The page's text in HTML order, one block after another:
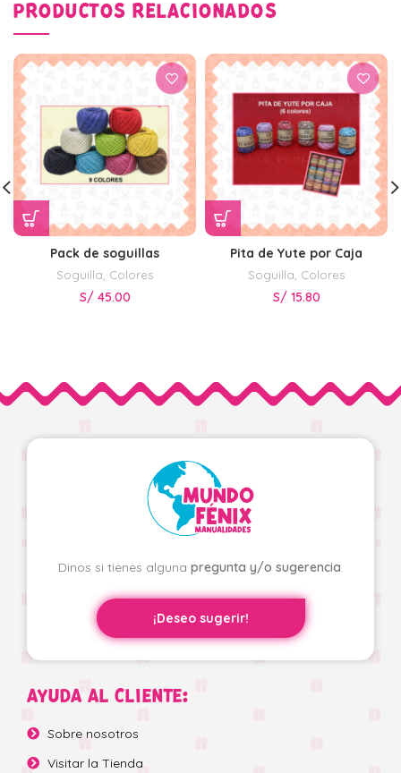
PRODUCTOS RELACIONADOS
Pack de soguillas
Soguilla, Colores
S/ 45.00
Pita de Yute por Caja
Soguilla, Colores
S/ 15.80
Dinos si tienes alguna pregunta y/o sugerencia.
¡Deseo sugerir!
AYUDA AL CLIENTE:
Sobre nosotros
Visitar la Tienda